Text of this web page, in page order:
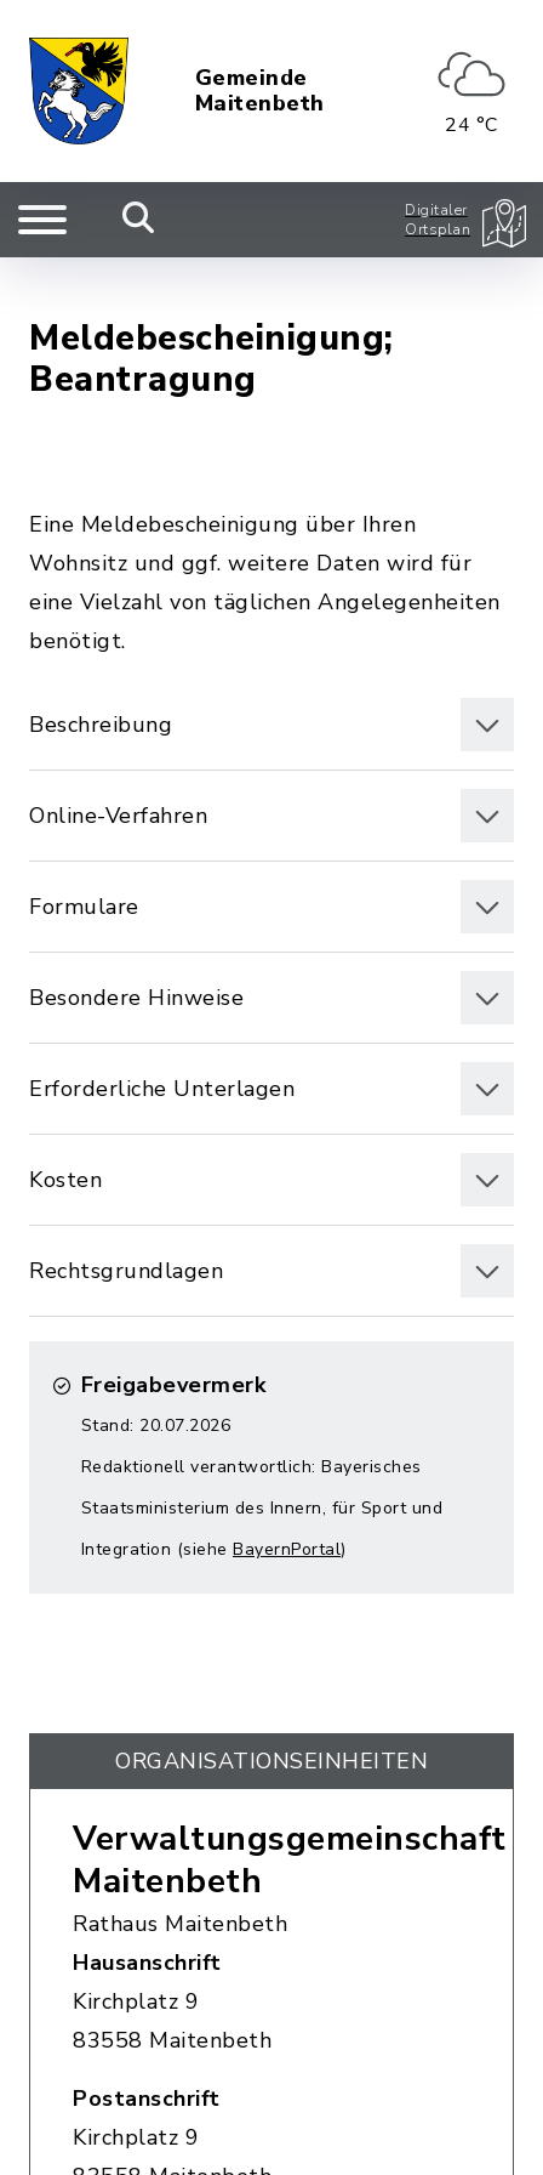
Gemeinde
Maitenbeth
24 °C
Digitaler
Ortsplan
Meldebescheinigung;
Beantragung
Eine Meldebescheinigung über Ihren
Wohnsitz und ggf. weitere Daten wird für
eine Vielzahl von täglichen Angelegenheiten
benötigt.
Beschreibung
Online-Verfahren
Formulare
Besondere Hinweise
Erforderliche Unterlagen
Kosten
Rechtsgrundlagen
Freigabevermerk
Stand: 20.07.2026
Redaktionell verantwortlich: Bayerisches
Staatsministerium des Innern, für Sport und
Integration (siehe BayernPortal)
ORGANISATIONS­EINHEITEN
Verwaltungsgemeinschaft
Maitenbeth
Rathaus Maitenbeth
Hausanschrift
Kirchplatz 9
83558 Maitenbeth
Postanschrift
Kirchplatz 9